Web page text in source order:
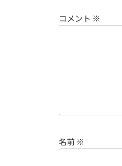
コメント ※
名前 ※